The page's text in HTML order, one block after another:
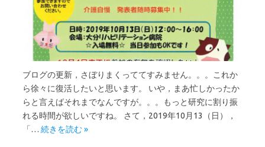
ブログの更新，さぼりまくっててすみません。。。これか
ら徐々に復活したいと思います。 いや，まあ忙しかったか
らと言えばそれまでなんですが。。。もっと研究に割り振
れる時間が欲しいですね。 さて，2019年10月13（日），
「… 続きを読む »